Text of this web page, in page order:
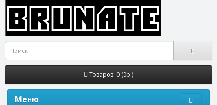
Товаров: 0 (0р.)
Меню